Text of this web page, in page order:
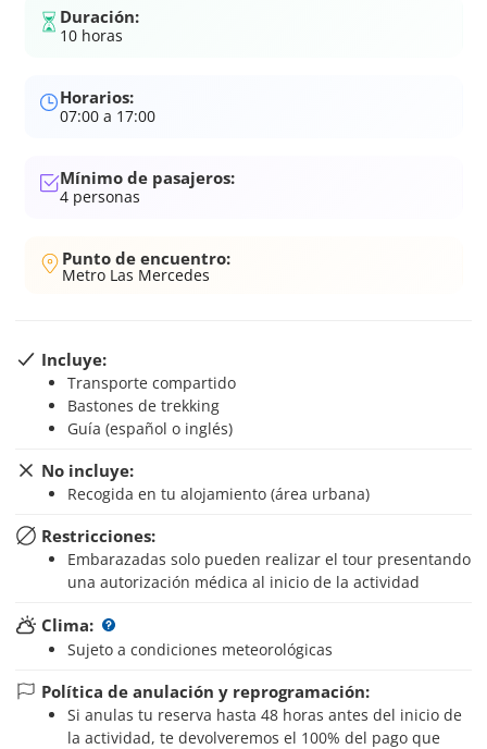
Duración:
10 horas
Horarios:
07:00 a 17:00
Mínimo de pasajeros:
4 personas
Punto de encuentro:
Metro Las Mercedes
Incluye:
Transporte compartido
Bastones de trekking
Guía (español o inglés)
No incluye:
Recogida en tu alojamiento (área urbana)
Restricciones:
Embarazadas solo pueden realizar el tour presentando
una autorización médica al inicio de la actividad
Clima:
Sujeto a condiciones meteorológicas
Política de anulación y reprogramación:
Si anulas tu reserva hasta 48 horas antes del inicio de
la actividad, te devolveremos el 100% del pago que